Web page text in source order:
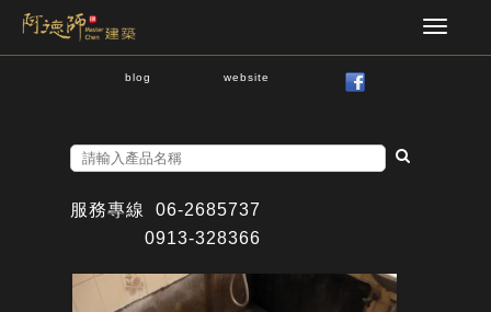
blog website
服務專線
06-2685737
0913-328366